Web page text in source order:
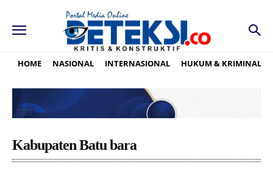
HOME NASIONAL INTERNASIONAL HUKUM & KRIMINAL
Kabupaten Batu bara